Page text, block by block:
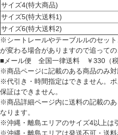
サイズ4(特大商品)
サイズ5(特大送料1)
サイズ6(特大送料2)
※シートレールやテーブルルのセッ
が変わる場合がありますので追っての
■メール便 全国一律送料 ￥330（税
※商品ページに記載のある商品のみ対
※代引き・時間指定はできません。
保証はできません。
※商品詳細ページ内に送料の記載の
なります。
※沖縄・離島エリアのサイズ4以上は
※沖縄・離島エリアは発送不可・送